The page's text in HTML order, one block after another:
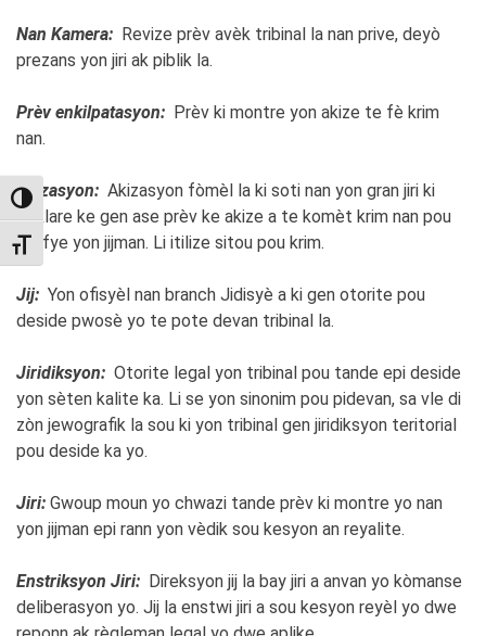
TOGGLE HIGH CONTRAST
TOGGLE FONT SIZE
Nan Kamera: Revize prèv avèk tribinal la nan prive, deyò
prezans yon jiri ak piblik la.
Prèv enkilpatasyon: Prèv ki montre yon akize te fè krim
nan.
Akizasyon: Akizasyon fòmèl la ki soti nan yon gran jiri ki
deklare ke gen ase prèv ke akize a te komèt krim nan pou
jistifye yon jijman. Li itilize sitou pou krim.
Jij: Yon ofisyèl nan branch Jidisyè a ki gen otorite pou
deside pwosè yo te pote devan tribinal la.
Jiridiksyon: Otorite legal yon tribinal pou tande epi deside
yon sèten kalite ka. Li se yon sinonim pou pidevan, sa vle di
zòn jewografik la sou ki yon tribinal gen jiridiksyon teritorial
pou deside ka yo.
Jiri: Gwoup moun yo chwazi tande prèv ki montre yo nan
yon jijman epi rann yon vèdik sou kesyon an reyalite.
Enstriksyon Jiri: Direksyon jij la bay jiri a anvan yo kòmanse
deliberasyon yo. Jij la enstwi jiri a sou kesyon reyèl yo dwe